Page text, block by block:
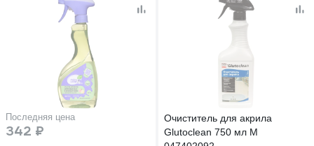
Последняя цена
342 ₽
Очиститель для акрила
Glutoclean 750 мл М